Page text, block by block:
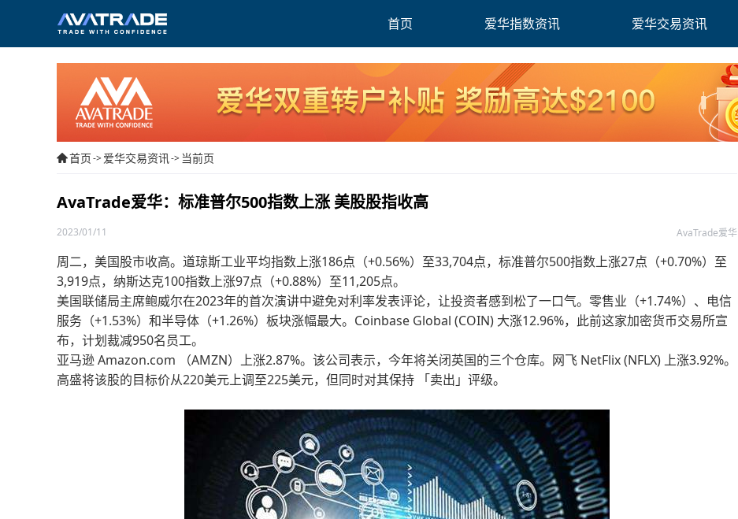
首页 爱华指数资讯 爱华交易资讯
首页->爱华交易资讯-> 当前页
AvaTrade爱华：标准普尔500指数上涨 美股股指收高
2023/01/11 AvaTrade爱华
周二，美国股市收高。道琼斯工业平均指数上涨186点（+0.56%）至33,704点，标准普尔500指数上涨27点（+0.70%）至
3,919点，纳斯达克100指数上涨97点（+0.88%）至11,205点。
美国联储局主席鲍威尔在2023年的首次演讲中避免对利率发表评论，让投资者感到松了一口气。零售业（+1.74%）、电信
服务（+1.53%）和半导体（+1.26%）板块涨幅最大。Coinbase Global (COIN) 大涨12.96%，此前这家加密货币交易所宣
布，计划裁减950名员工。
亚马逊 Amazon.com （AMZN）上涨2.87%。该公司表示，今年将关闭英国的三个仓库。网飞 NetFlix (NFLX) 上涨3.92%。
高盛将该股的目标价从220美元上调至225美元，但同时对其保持 「卖出」评级。